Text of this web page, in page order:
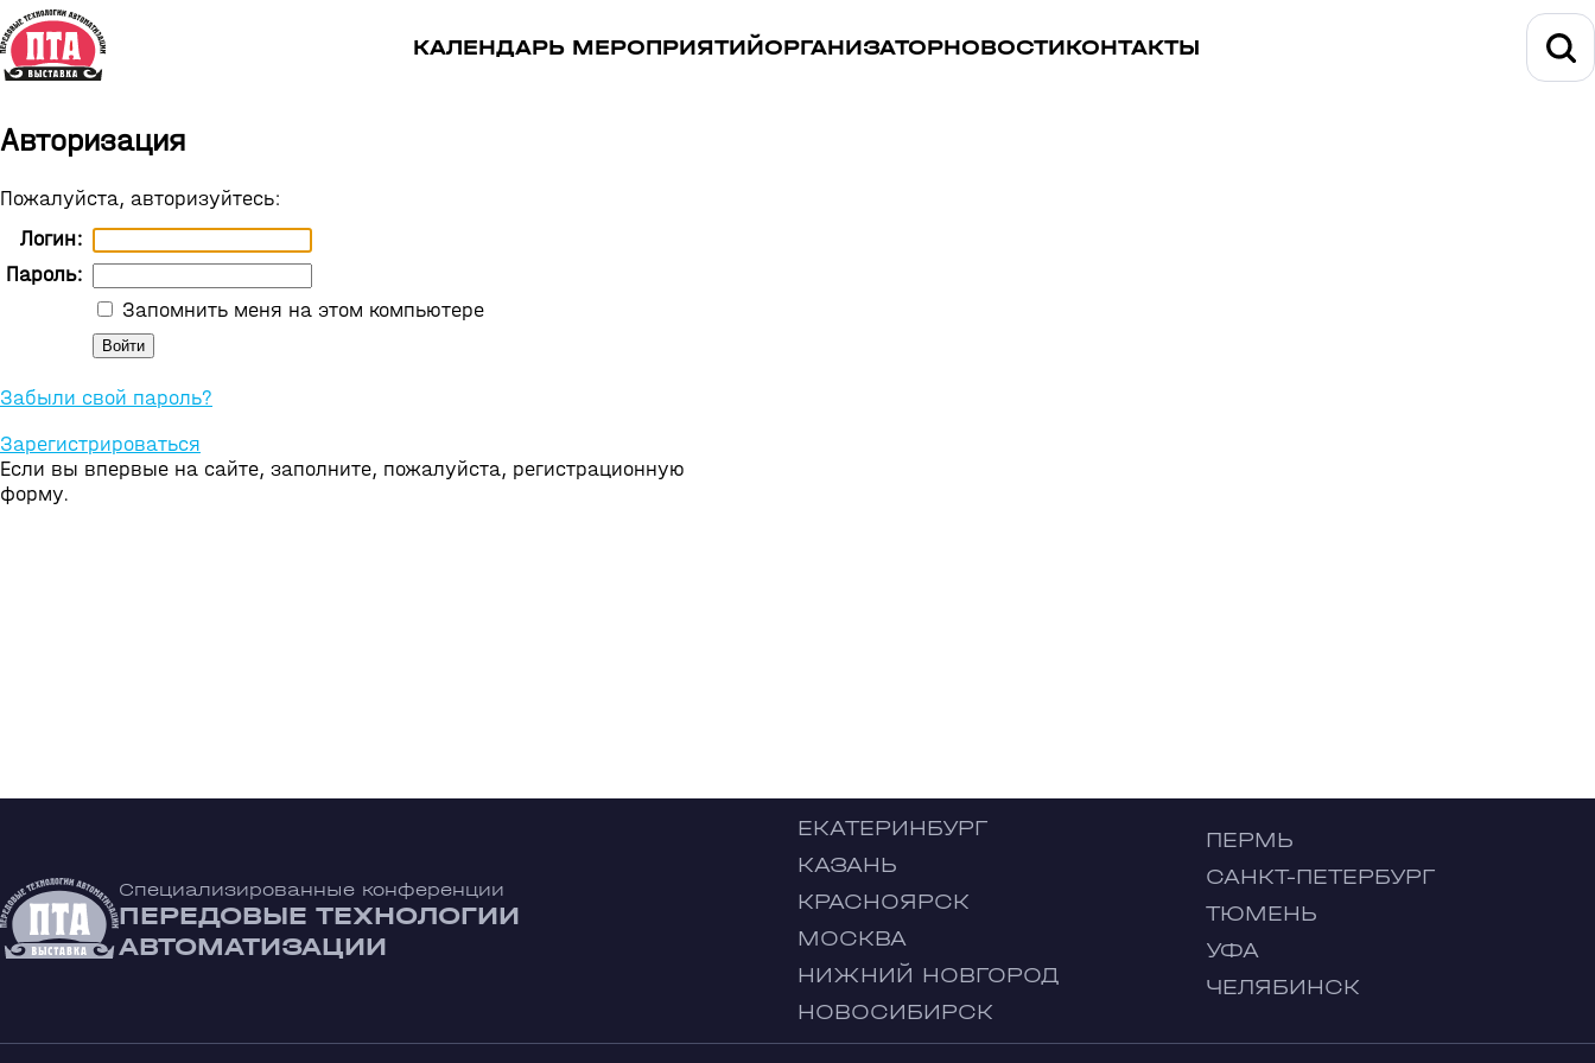
КАЛЕНДАРЬ МЕРОПРИЯТИЙОРГАНИЗАТОРНОВОСТИКОНТАКТЫ
Авторизация
Пожалуйста, авторизуйтесь:
Логин:
Пароль:
Запомнить меня на этом компьютере
Забыли свой пароль?
Зарегистрироваться
Если вы впервые на сайте, заполните, пожалуйста, регистрационную
форму.
Специализированные конференции
ПЕРЕДОВЫЕ ТЕХНОЛОГИИ
АВТОМАТИЗАЦИИ
ЕКАТЕРИНБУРГ
КАЗАНЬ
КРАСНОЯРСК
МОСКВА
НИЖНИЙ НОВГОРОД
НОВОСИБИРСК
ПЕРМЬ
САНКТ-ПЕТЕРБУРГ
ТЮМЕНЬ
УФА
ЧЕЛЯБИНСК